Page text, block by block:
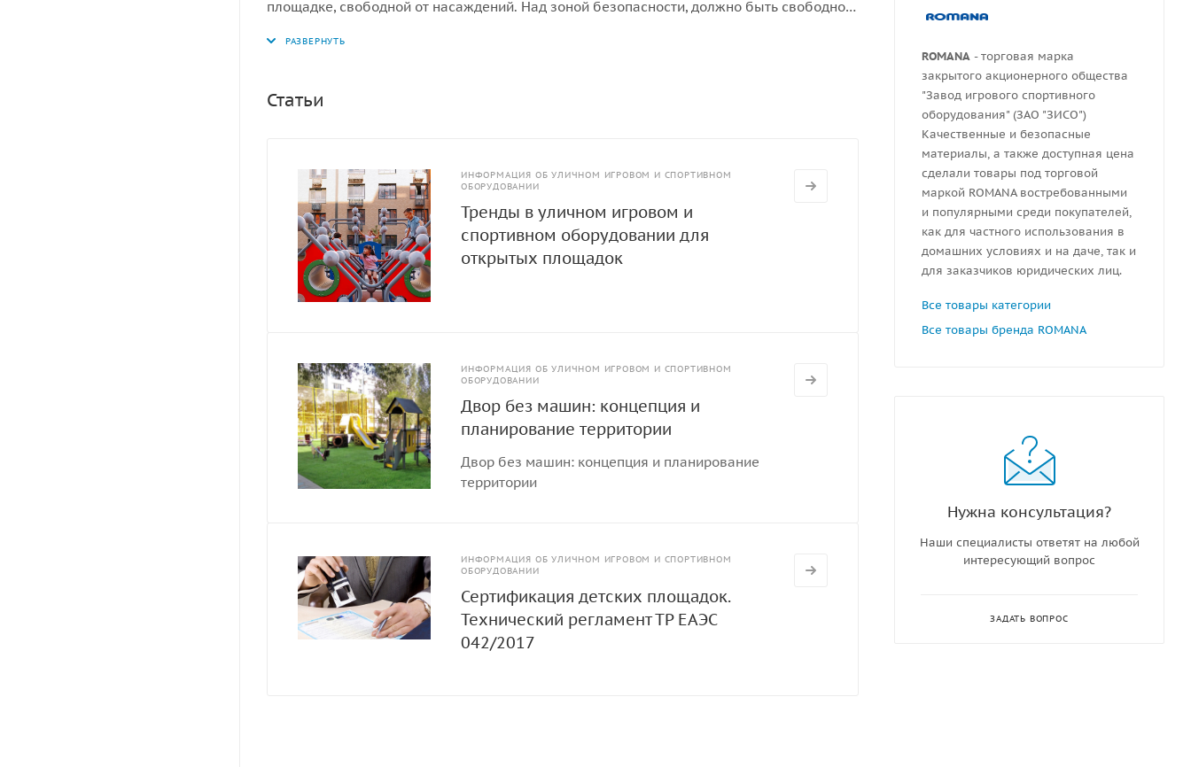
площадке, свободной от насаждений. Над зоной безопасности, должно быть свободное
Статьи
ИНФОРМАЦИЯ ОБ УЛИЧНОМ ИГРОВОМ И СПОРТИВНОМ
ОБОРУДОВАНИИ
Тренды в уличном игровом и
спортивном оборудовании для
открытых площадок
ИНФОРМАЦИЯ ОБ УЛИЧНОМ ИГРОВОМ И СПОРТИВНОМ
ОБОРУДОВАНИИ
Двор без машин: концепция и
планирование территории
Двор без машин: концепция и планирование
территории
ИНФОРМАЦИЯ ОБ УЛИЧНОМ ИГРОВОМ И СПОРТИВНОМ
ОБОРУДОВАНИИ
Сертификация детских площадок.
Технический регламент ТР ЕАЭС
042/2017
ROMANA - торговая марка
закрытого акционерного общества
"Завод игрового спортивного
оборудования" (ЗАО "ЗИСО")
Качественные и безопасные
материалы, а также доступная цена
сделали товары под торговой
маркой ROMANA востребованными
и популярными среди покупателей,
как для частного использования в
домашних условиях и на даче, так и
для заказчиков юридических лиц.
Все товары категории
Все товары бренда ROMANA
Нужна консультация?
Наши специалисты ответят на любой
интересующий вопрос
ЗАДАТЬ ВОПРОС